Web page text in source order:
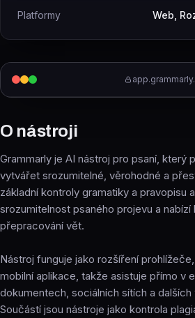
O nástroji
Grammarly je AI nástroj pro psaní, který
vytvářet srozumitelné, věrohodné a
základní kontroly gramatiky a pravopisu
srozumitelnost psaného projevu a nabízí
přepracování vět.
Nástroj funguje jako rozšíření
mobilní aplikace, takže asistuje přímo v
dokumentech, sociálních sítích a
Součástí jsou nástroje jako kontrola
Platformy Web,